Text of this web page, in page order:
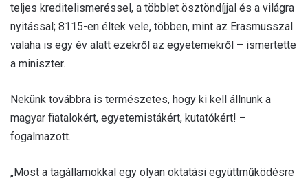
teljes kreditelismeréssel, a többlet ösztöndíjjal és a világra
nyitással; 8115-en éltek vele, többen, mint az Erasmusszal
valaha is egy év alatt ezekről az egyetemekről – ismertette
a miniszter.
Nekünk továbbra is természetes, hogy ki kell állnunk a
magyar fiatalokért, egyetemistákért, kutatókért! –
fogalmazott.
„Most a tagállamokkal egy olyan oktatási együttműködésre